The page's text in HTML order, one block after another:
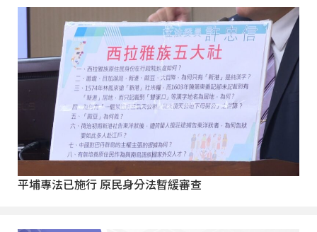
平埔專法已施行 原民身分法暫緩審查